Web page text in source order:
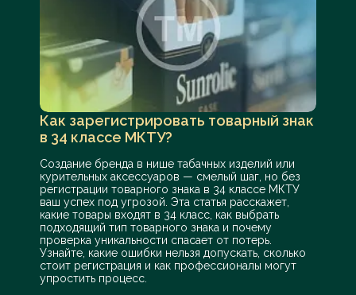
Ящики для сигарет, папирос.
Как зарегистрировать товарный знак
в 34 классе МКТУ?
Создание бренда в нише табачных изделий или
курительных аксессуаров — смелый шаг, но без
регистрации товарного знака в 34 классе МКТУ
ваш успех под угрозой. Эта статья расскажет,
какие товары входят в 34 класс, как выбрать
подходящий тип товарного знака и почему
проверка уникальности спасает от потерь.
Узнайте, какие ошибки нельзя допускать, сколько
стоит регистрация и как профессионалы могут
упростить процесс.